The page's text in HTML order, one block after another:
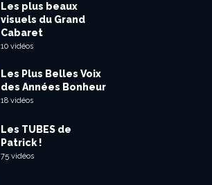
Les plus beaux
visuels du Grand
Cabaret
10 vidéos
Les Plus Belles Voix
des Années Bonheur
18 vidéos
Les TUBES de
Patrick !
75 vidéos